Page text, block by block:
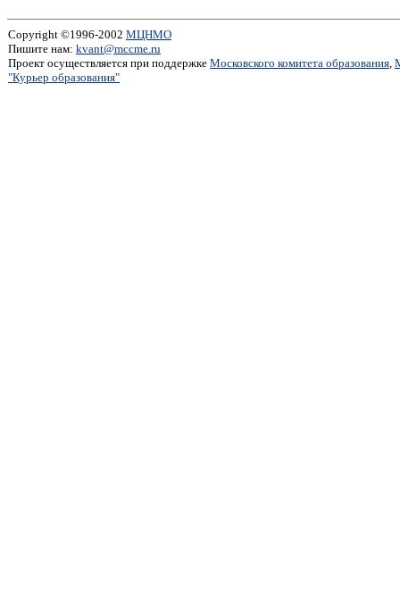
Copyright ©1996-2002 МЦНМО
Пишите нам: kvant@mccme.ru
Проект осуществляется при поддержке Московского комитета образования,
"Курьер образования"